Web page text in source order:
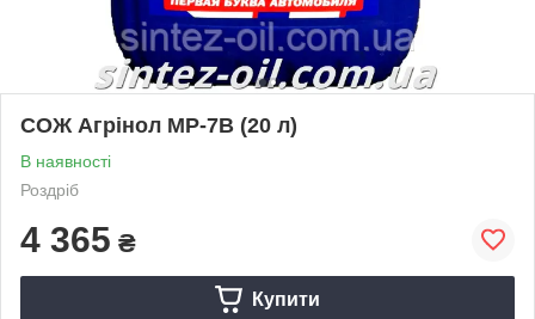
СОЖ Агрінол МР-7В (20 л)
В наявності
Роздріб
4 365 ₴
Купити